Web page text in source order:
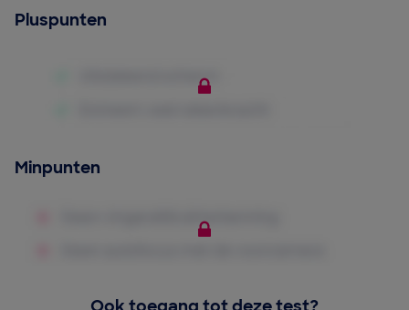
Pluspunten
Minpunten